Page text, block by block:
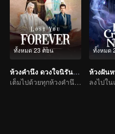
ทั้งหมด 23 ตอน
ห้วงคำนึง ดวงใจนิรันดร์ ภาค 2 (พากย์อังกฤษ)
เต็มไปด้วยทุกห้วงคำนึง เฝ้าตั้งตารอพบกันอีกครั้ง
ทั้งหมด
ห้วงฝัน